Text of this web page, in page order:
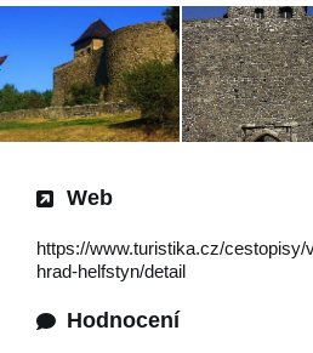
Web
https://www.turistika.cz/
hrad-helfstyn/detail
Hodnocení